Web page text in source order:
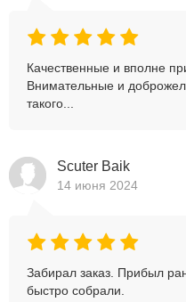
Качественные и вполне
Внимательные и
такого...
Scuter Baik
14 июня 2024
Забирал заказ. Прибыл
быстро собрали.